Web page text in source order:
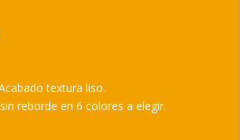
textura liso.
reborde en 6 colores a elegir.